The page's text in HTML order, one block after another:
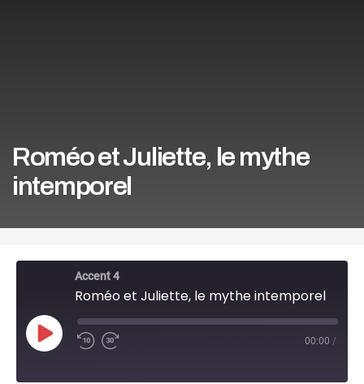
Roméo et Juliette, le mythe
intemporel
Accent 4
Roméo et Juliette, le mythe intemporel
Play
Episode
00:00 /